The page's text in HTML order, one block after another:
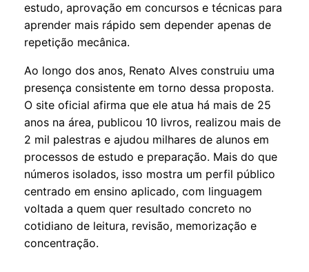
estudo, aprovação em concursos e técnicas para
aprender mais rápido sem depender apenas de
repetição mecânica.
Ao longo dos anos, Renato Alves construiu uma
presença consistente em torno dessa proposta.
O site oficial afirma que ele atua há mais de 25
anos na área, publicou 10 livros, realizou mais de
2 mil palestras e ajudou milhares de alunos em
processos de estudo e preparação. Mais do que
números isolados, isso mostra um perfil público
centrado em ensino aplicado, com linguagem
voltada a quem quer resultado concreto no
cotidiano de leitura, revisão, memorização e
concentração.